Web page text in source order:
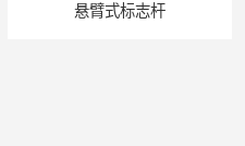
悬臂式标志杆